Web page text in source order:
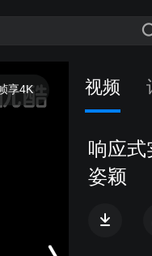
享4K 视频
响应式
姿颖